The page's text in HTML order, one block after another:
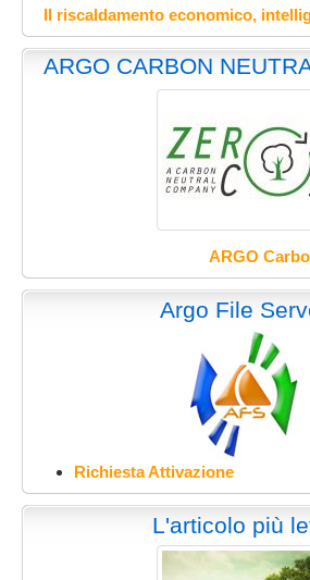
Il riscaldamento economico,
ARGO CARBON
ARGO
Argo File
Richiesta Attivazione
L'articolo più